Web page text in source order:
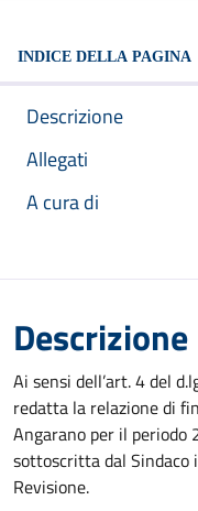
INDICE DELLA PAGINA
Descrizione
Allegati
A cura di
Descrizione
Ai sensi dell’art. 4 del
redatta la relazione di
Angarano per il periodo
sottoscritta dal Sindaco
Revisione.